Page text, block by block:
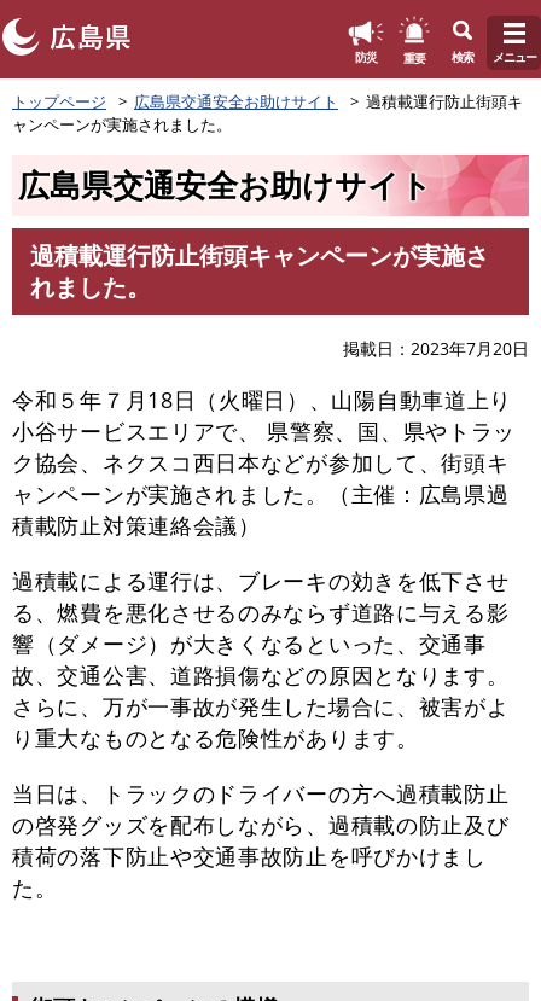
ペ
ー
防災 重要 検索 メニュー
トップページ 広島県交通安全お助けサイト
過積載運行防止街頭キ
ャンペーンが実施されました。
広島県交通安全お助けサイト
過積載運行防止街頭キャンペーンが実施さ
れました。
掲載日 2023年7月20日
令和５年７月18日（火曜日）、山陽自動車道上り
小谷サービスエリアで、 県警察、国、県やトラッ
ク協会、ネクスコ西日本などが参加して、街頭キ
ャンペーンが実施されました。（主催：広島県過
積載防止対策連絡会議）
過積載による運行は、ブレーキの効きを低下させ
る、燃費を悪化させるのみならず道路に与える影
響（ダメージ）が大きくなるといった、交通事
故、交通公害、道路損傷などの原因となります。
さらに、万が一事故が発生した場合に、被害がよ
り重大なものとなる危険性があります。
当日は、トラックのドライバーの方へ過積載防止
の啓発グッズを配布しながら、過積載の防止及び
積荷の落下防止や交通事故防止を呼びかけまし
た。